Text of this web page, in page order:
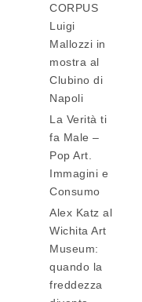
CORPUS
Luigi
Mallozzi in
mostra al
Clubino di
Napoli
La Verità ti
fa Male –
Pop Art.
Immagini e
Consumo
Alex Katz al
Wichita Art
Museum:
quando la
freddezza